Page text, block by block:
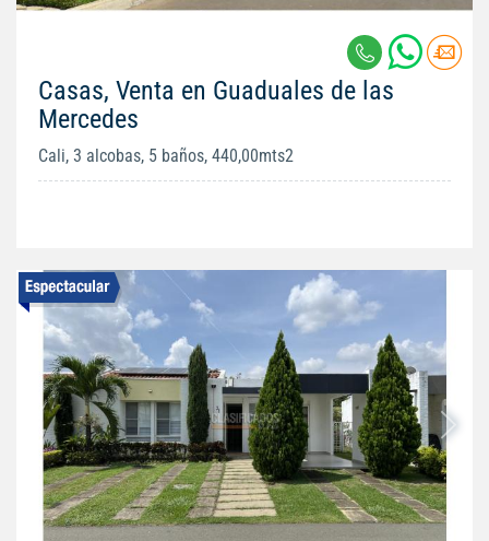
Casas, Venta en Guaduales de las
Mercedes
Cali, 3 alcobas, 5 baños, 440,00mts2